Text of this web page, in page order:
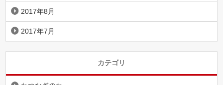
2017年8月
2017年7月
カテゴリ